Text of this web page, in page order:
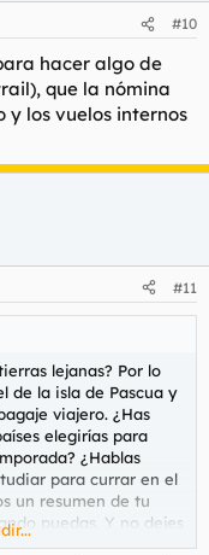
#10
hacer algo de
que la nómina
los vuelos internos
#11
lejanas? Por lo
de la isla de Pascua y
viajero. ¿Has
elegirías para
¿Hablas
para currar en el
un resumen de tu
puedas. Y no dejes
o por ahí.